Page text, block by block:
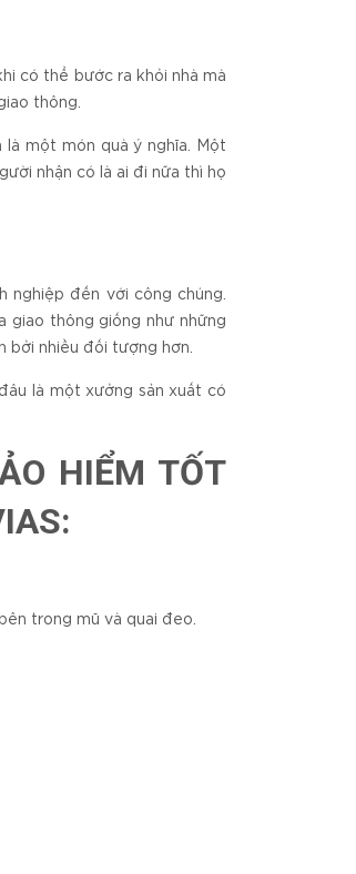
có thể bước ra khỏi nhà mà
thông.
là một món quà ý nghĩa. Một
nhận có là ai đi nữa thì họ
nghiệp đến với công chúng.
giao thông giống như những
bởi nhiều đối tượng hơn.
là một xưởng sản xuất có
HIỂM TỐT
trong mũ và quai đeo.